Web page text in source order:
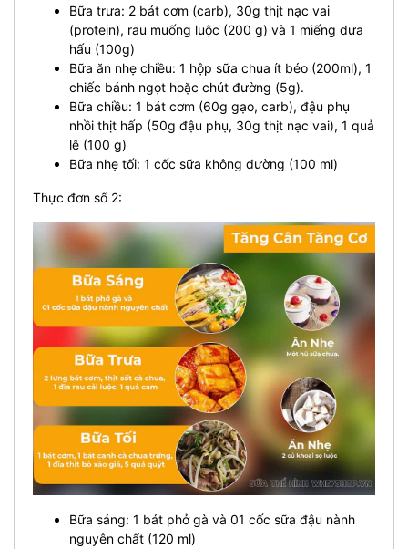
Bữa trưa: 2 bát cơm (carb), 30g thịt nạc vai
(protein), rau muống luộc (200 g) và 1 miếng dưa
hấu (100g)
Bữa ăn nhẹ chiều: 1 hộp sữa chua ít béo (200ml), 1
chiếc bánh ngọt hoặc chút đường (5g).
Bữa chiều: 1 bát cơm (60g gạo, carb), đậu phụ
nhồi thịt hấp (50g đậu phụ, 30g thịt nạc vai), 1 quả
lê (100 g)
Bữa nhẹ tối: 1 cốc sữa không đường (100 ml)
Thực đơn số 2:
Bữa sáng: 1 bát phở gà và 01 cốc sữa đậu nành
nguyên chất (120 ml)